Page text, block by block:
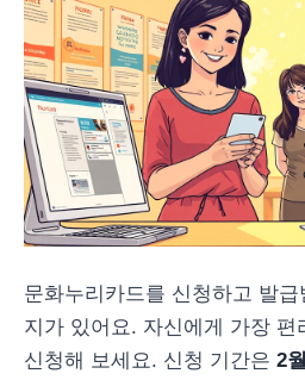
문화누리카드를 신청하고 발
지가 있어요. 자신에게 가장 편
신청해 보세요. 신청 기간은 2